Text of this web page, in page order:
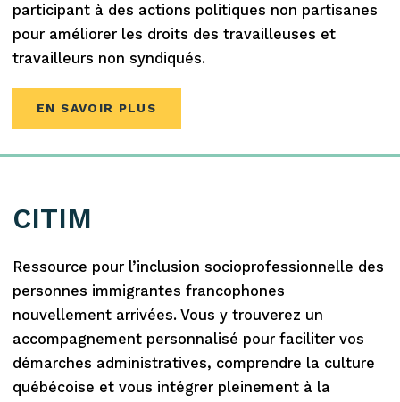
participant à des actions politiques non partisanes
pour améliorer les droits des travailleuses et
travailleurs non syndiqués.
EN SAVOIR PLUS
CITIM
Ressource pour l’inclusion socioprofessionnelle des
personnes immigrantes francophones
nouvellement arrivées. Vous y trouverez un
accompagnement personnalisé pour faciliter vos
démarches administratives, comprendre la culture
québécoise et vous intégrer pleinement à la